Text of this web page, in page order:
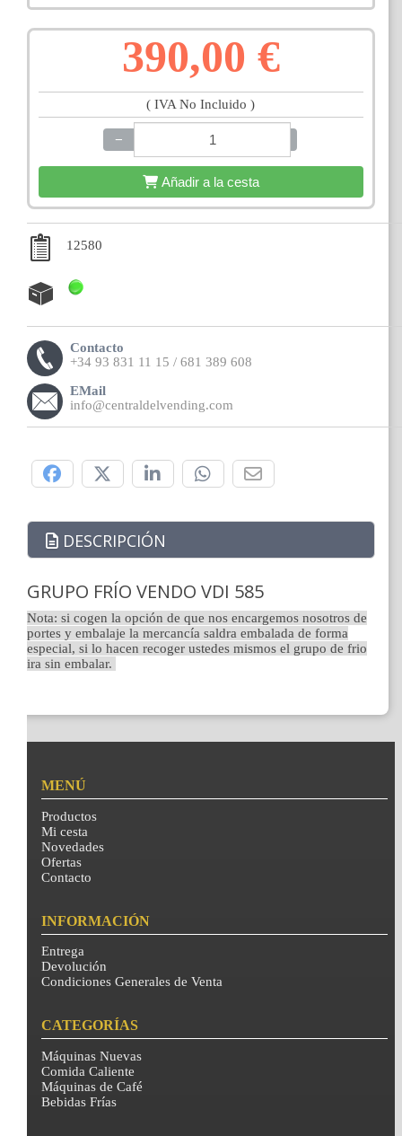
390,00 €
( IVA No Incluido )
−
Añadir a la cesta
12580
Contacto
+34 93 831 11 15 / 681 389 608
EMail
info@centraldelvending.com
DESCRIPCIÓN
GRUPO FRÍO VENDO VDI 585
Nota: si cogen la opción de que nos encargemos nosotros de
portes y embalaje la mercancía saldra embalada de forma
especial, si lo hacen recoger ustedes mismos el grupo de frio
ira sin embalar.
MENÚ
Productos
Mi cesta
Novedades
Ofertas
Contacto
INFORMACIÓN
Entrega
Devolución
Condiciones Generales de Venta
CATEGORÍAS
Máquinas Nuevas
Comida Caliente
Máquinas de Café
Bebidas Frías